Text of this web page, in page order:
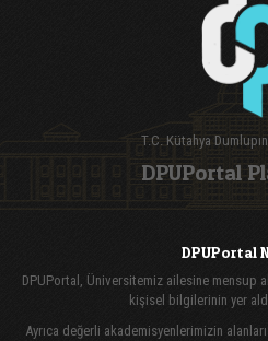
T.C. Kütahya
DPUPortal
DPUPortal
DPUPortal, Üniversitemiz ailesine mensup
kişisel bilgilerinin yer
Ayrıca değerli akademisyenlerimizin